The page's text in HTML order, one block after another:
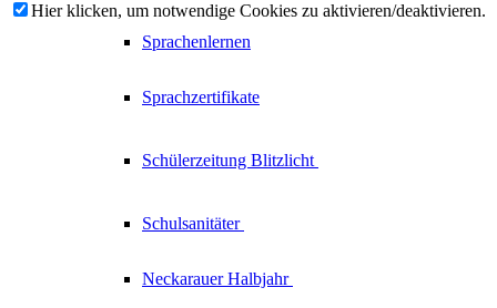
Sprachenlernen
Sprachzertifikate
Schülerzeitung Blitzlicht
Schulsanitäter
NeckarauerHalbjahr
Hier klicken, um notwendige Cookies zu aktivieren/deaktivieren.